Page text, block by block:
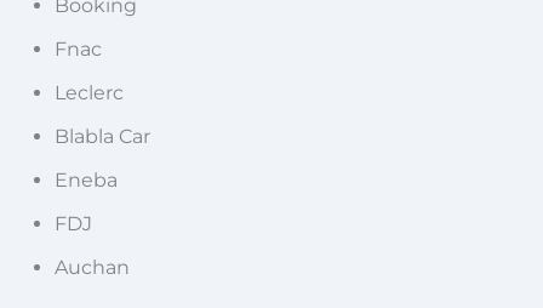
Booking
Fnac
Leclerc
Blabla Car
Eneba
FDJ
Auchan